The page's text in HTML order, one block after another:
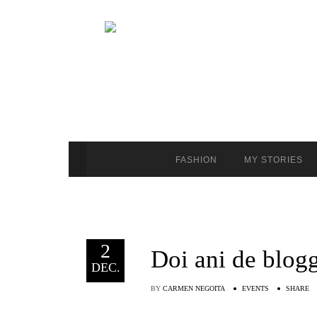
FASHION MY STORIES
2
DEC. Doi ani de
BY CARMEN NEGOITA EVENTS SHARE